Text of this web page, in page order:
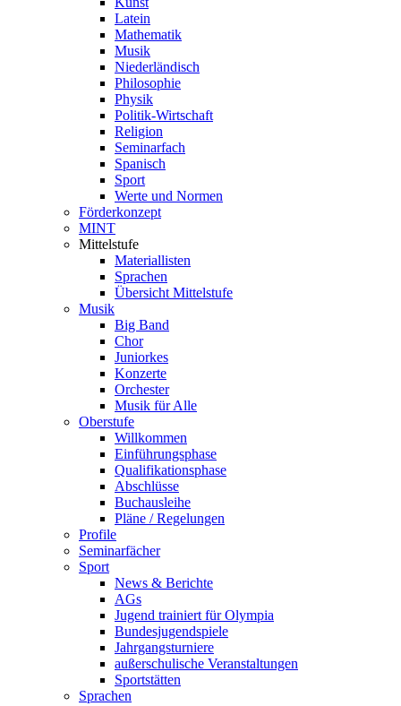
Latein
Mathematik
Musik
Niederländisch
Philosophie
Physik
Politik-Wirtschaft
Religion
Seminarfach
Spanisch
Sport
Werte und Normen
Förderkonzept
MINT
Mittelstufe
Materiallisten
Sprachen
Übersicht Mittelstufe
Musik
Big Band
Chor
Juniorkes
Konzerte
Orchester
Musik für Alle
Oberstufe
Willkommen
Einführungsphase
Qualifikationsphase
Abschlüsse
Buchausleihe
Pläne / Regelungen
Profile
Seminarfächer
Sport
News & Berichte
AGs
Jugend trainiert für Olympia
Bundesjugendspiele
Jahrgangsturniere
außerschulische Veranstaltungen
Sportstätten
Sprachen